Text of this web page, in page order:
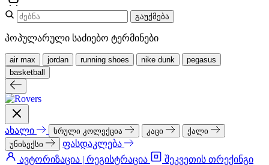
გაუქმება
პოპულარული საძიებო ტერმინები
air max jordan running shoes nike dunk
pegasus
basketball
ახალი სრული კოლექცია კაცი
ქალი
უნისექსი
ფასდაკლება
ავტორიზაცია | რეგისტრაცია
შეკვეთის თრექინგი